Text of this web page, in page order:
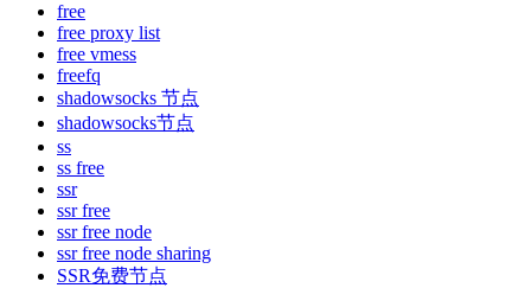
free
free proxy list
free vmess
freefq
shadowsocks 节点
shadowsocks节点
ss
ss free
ssr
ssr free
ssr free node
ssr free node sharing
SSR免费节点